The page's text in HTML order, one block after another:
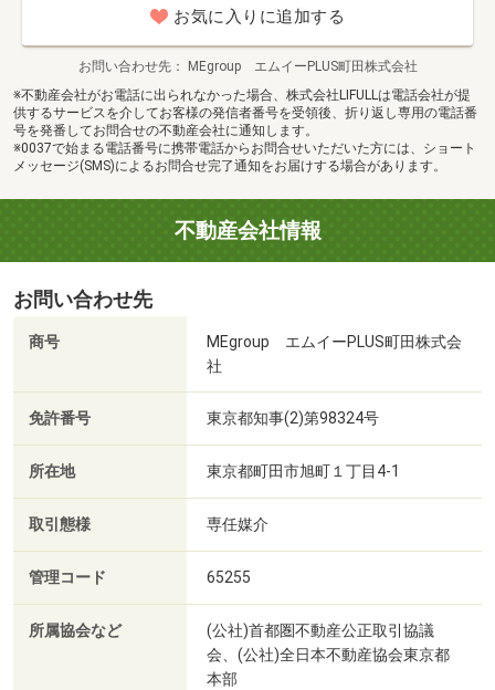
お気に入りに追加する
お問い合わせ先
MEgroup エムイーPLUS町田株式会社
※不動産会社がお電話に出られなかった場合、株式会社LIFULLは電話会社が提
供するサービスを介してお客様の発信者番号を受領後、折り返し専用の電話番
号を発番してお問合せの不動産会社に通知します。
※0037で始まる電話番号に携帯電話からお問合せいただいた方には、ショート
メッセージ(SMS)によるお問合せ完了通知をお届けする場合があります。
不動産会社情報
お問い合わせ先
商号
MEgroup エムイーPLUS町田株式会
社
免許番号 東京都知事(2)第98324号
所在地 東京都町田市旭町１丁目4-1
取引態様 専任媒介
管理コード 65255
所属協会など
(公社)首都圏不動産公正取引協議
会、(公社)全日本不動産協会東京都
本部